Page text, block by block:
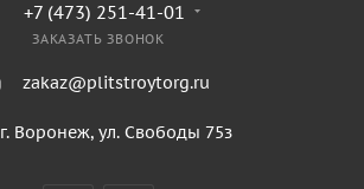
+7 (473) 251-41-01
ЗАКАЗАТЬ ЗВОНОК
zakaz@plitstroytorg.ru
г. Воронеж, ул. Свободы 75з